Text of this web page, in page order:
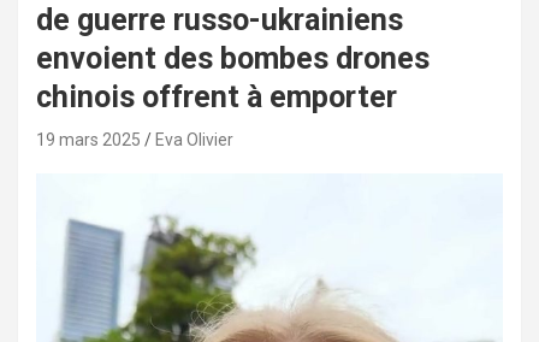
de guerre russo-ukrainiens
envoient des bombes drones
chinois offrent à emporter
19 mars 2025 Eva Olivier